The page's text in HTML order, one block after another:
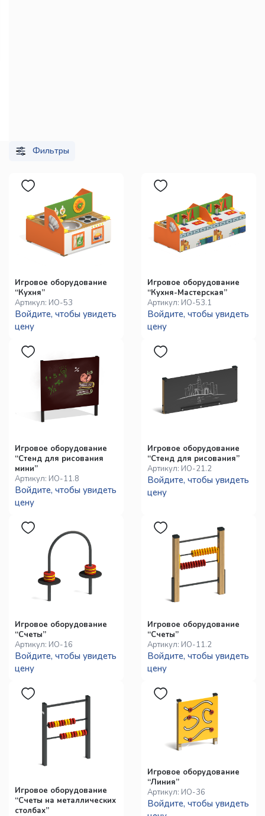
Фильтры
Игровое оборудование
“Кухня”
Артикул: ИО-53
Войдите, чтобы увидеть
цену
Игровое оборудование
“Кухня-Мастерская”
Артикул: ИО-53.1
Войдите, чтобы увидеть
цену
Игровое оборудование
“Стенд для рисования
мини”
Артикул: ИО-11.8
Войдите, чтобы увидеть
цену
Игровое оборудование
“Стенд для рисования”
Артикул: ИО-21.2
Войдите, чтобы увидеть
цену
Игровое оборудование
“Счеты”
Артикул: ИО-16
Войдите, чтобы увидеть
цену
Игровое оборудование
“Счеты”
Артикул: ИО-11.2
Войдите, чтобы увидеть
цену
Игровое оборудование
“Счеты на металлических
столбах”
Игровое оборудование
“Линия”
Артикул: ИО-36
Войдите, чтобы увидеть